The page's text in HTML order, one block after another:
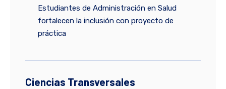
Estudiantes de Administración en Salud
fortalecen la inclusión con proyecto de
práctica
Ciencias Transversales